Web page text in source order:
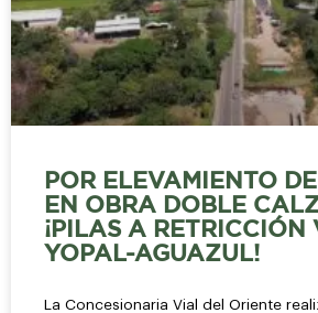
POR ELEVAMIENTO
EN OBRA DOBLE
¡PILAS A RETRICCIÓN
YOPAL-AGUAZUL!
La Concesionaria Vial del Oriente